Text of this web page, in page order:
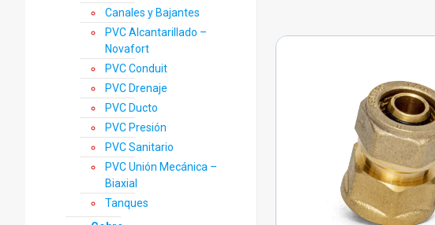
Canales y Bajantes
PVC Alcantarillado –
Novafort
PVC Conduit
PVC Drenaje
PVC Ducto
PVC Presión
PVC Sanitario
PVC Unión Mecánica –
Biaxial
Tanques